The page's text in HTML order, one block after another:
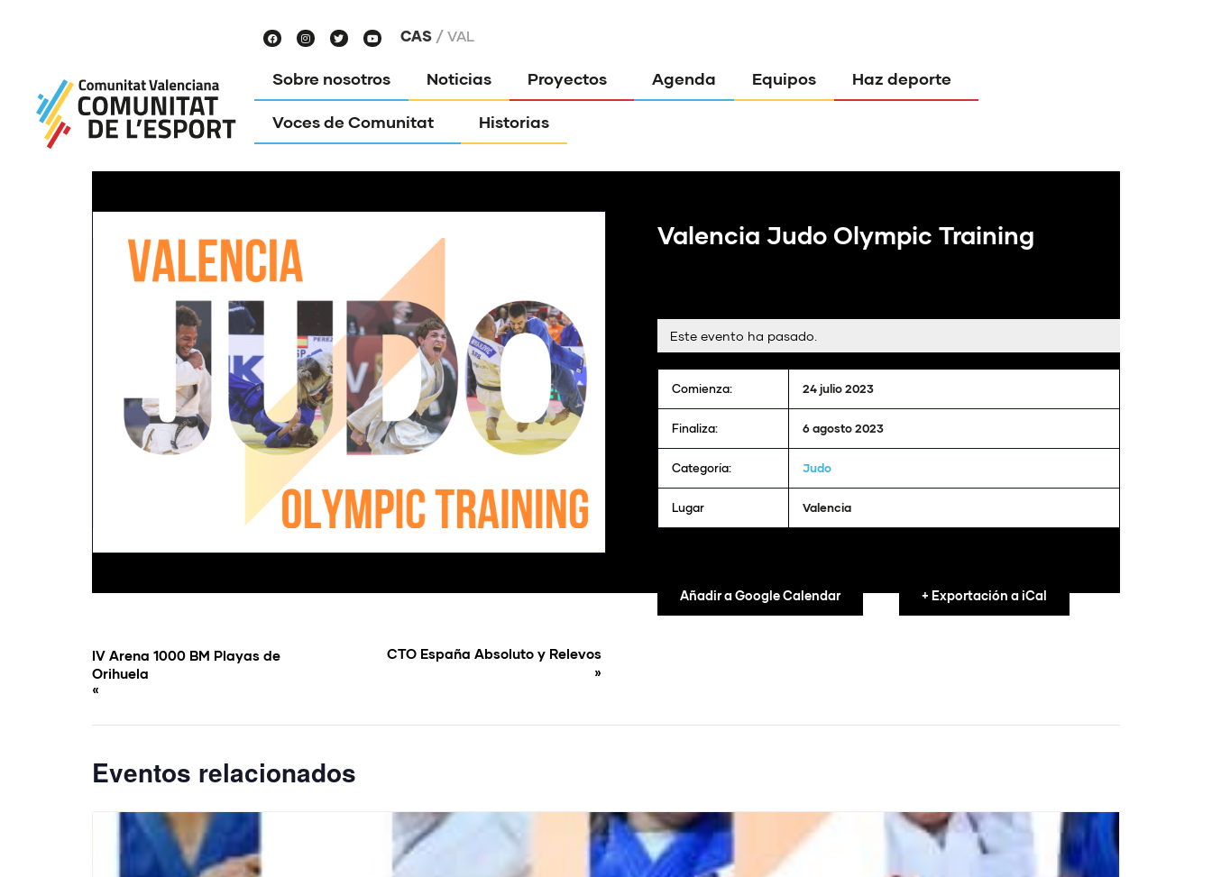
CAS VAL
Sobre nosotros Noticias Proyectos Agenda Equipos Haz deporte
Voces de Comunitat Historias
Valencia Judo Olympic Training
Este evento ha pasado.
Comienza: 24 julio 2023
Finaliza: 6 agosto 2023
Categoría: Judo
Lugar Valencia
Añadir a Google Calendar + Exportación a iCal
IV Arena 1000 BM Playas de
Orihuela
«
CTO España Absoluto y Relevos
»
Eventos relacionados